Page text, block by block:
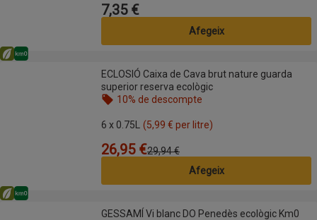
Preu
7,35 €
Afegeix
ECLOSIÓ Caixa de Cava brut nature guarda superior reserva ecològic
Eco
Km0
ECLOSIÓ Caixa de Cava brut nature guarda
superior reserva ecològic
10% de descompte
6 x 0.75L
(5,99 € per litre)
Preu
26,95 €
Preu anterior29,94 €
Afegeix
GESSAMÍ Vi blanc DO Penedès ecològic Km0
Eco
Km0
GESSAMÍ Vi blanc DO Penedès ecològic Km0